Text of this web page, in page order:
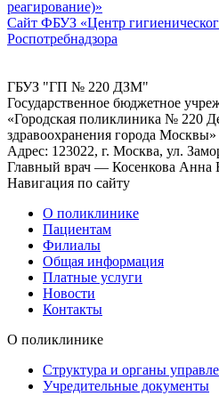
реагирование)»
Сайт ФБУЗ «Центр
Роспотребнадзора
ГБУЗ "ГП № 220 ДЗМ"
Государственное бюджетное
«Городская поликлиника № 220
здравоохранения города Москвы»
Адрес: 123022, г. Москва, ул.
Главный врач — Косенкова Анна
Навигация по сайту
О поликлинике
Пациентам
Филиалы
Общая информация
Платные услуги
Новости
Контакты
О поликлинике
Структура и органы
Учредительные документы